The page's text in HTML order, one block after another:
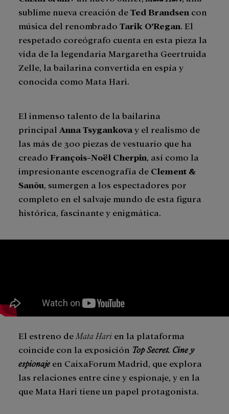
sublime nueva creación deTed Brandsen con
música del renombrado Tarik O’Regan. El
respetado coreógrafo cuenta en esta pieza la
vida de la legendaria Margaretha Geertruida
Zelle, la bailarina convertida en espía y
conocida como Mata Hari.
El inmenso talento de la bailarina
principal Anna Tsygankova y el realismo de
las más de 300 piezas de vestuario que ha
creado François-Noël Cherpin, así como la
impresionante escenografía de Clement &
Sanôu, sumergen a los espectadores por
completo en el salvaje mundo de esta figura
histórica, fascinante y enigmática.
El estreno de Mata Hari en la plataforma
coincide con la exposición Top Secret. Cine y
espionaje en CaixaForum Madrid, que explora
las relaciones entre cine y espionaje, y en la
que Mata Hari tiene un papel protagonista.